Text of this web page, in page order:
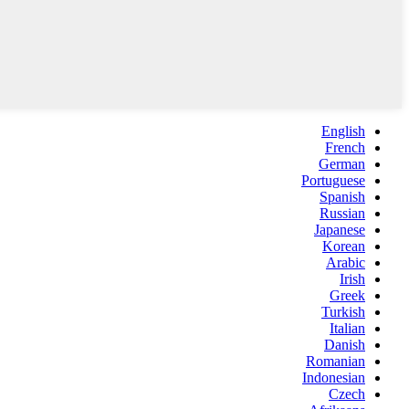
English
French
German
Portuguese
Spanish
Russian
Japanese
Korean
Arabic
Irish
Greek
Turkish
Italian
Danish
Romanian
Indonesian
Czech